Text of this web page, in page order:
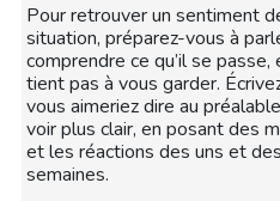
Pour retrouver un sentiment
situation, préparez-vous à
comprendre ce qu’il se
tient pas à vous garder.
vous aimeriez dire au
voir plus clair, en posant des
et les réactions des uns et
semaines.